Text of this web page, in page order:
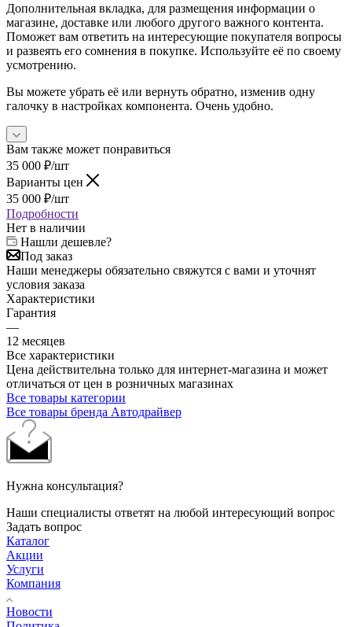
Дополнительная вкладка, для размещения информации о
магазине, доставке или любого другого важного контента.
Поможет вам ответить на интересующие покупателя вопросы
и развеять его сомнения в покупке. Используйте её по своему
усмотрению.
Вы можете убрать её или вернуть обратно, изменив одну
галочку в настройках компонента. Очень удобно.
Вам также может понравиться
35 000 ₽/шт
Варианты цен
35 000 ₽/шт
Подробности
Нет в наличии
Нашли дешевле?
Под заказ
Наши менеджеры обязательно свяжутся с вами и уточнят
условия заказа
Характеристики
Гарантия
—
12 месяцев
Все характеристики
Цена действительна только для интернет-магазина и может
отличаться от цен в розничных магазинах
Все товары категории
Все товары бренда Автодрайвер
Нужна консультация?
Наши специалисты ответят на любой интересующий вопрос
Задать вопрос
Каталог
Акции
Услуги
Компания
Новости